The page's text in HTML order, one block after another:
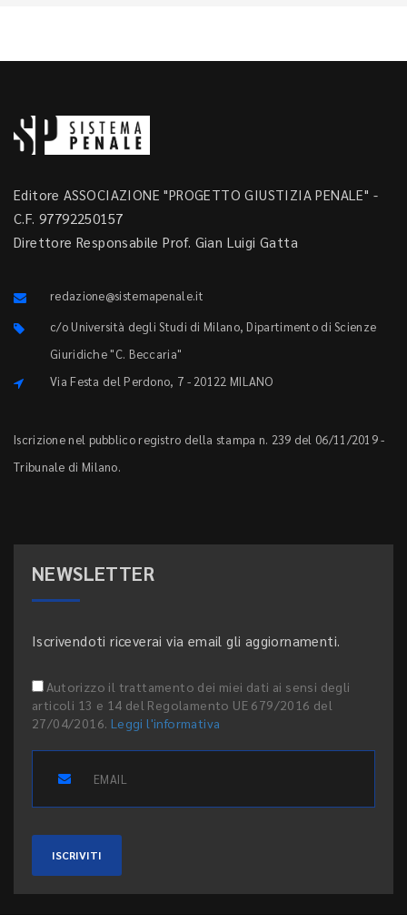
Editore ASSOCIAZIONE "PROGETTO GIUSTIZIA PENALE" -
C.F. 97792250157
Direttore Responsabile Prof. Gian Luigi Gatta
redazione@sistemapenale.it
c/o Università degli Studi di Milano, Dipartimento di Scienze
Giuridiche "C. Beccaria"
Via Festa del Perdono, 7 - 20122 MILANO
Iscrizione nel pubblico registro della stampa n. 239 del 06/11/2019 -
Tribunale di Milano.
NEWSLETTER
Iscrivendoti riceverai via email gli aggiornamenti.
Autorizzo il trattamento dei miei dati ai sensi degli
articoli 13 e 14 del Regolamento UE 679/2016 del
27/04/2016. Leggi l'informativa
ISCRIVITI